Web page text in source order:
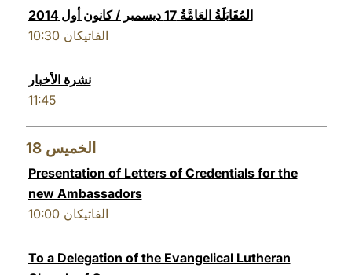
المُقَابَلَةُ العَامَّةُ 17 ديسمبر / كانون أول 2014
10:30 الفاتيكان
نشرة الأخبار
11:45
18 الخميس
Presentation of Letters of Credentials for the
new Ambassadors
10:00 الفاتيكان
To a Delegation of the Evangelical Lutheran